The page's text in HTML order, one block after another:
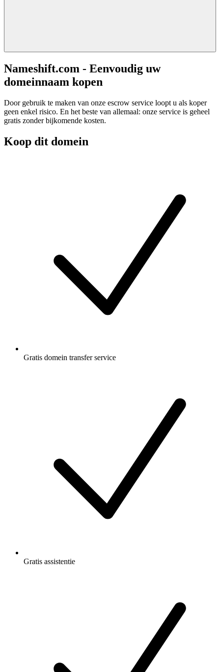
Nameshift.com - Eenvoudig uw
domeinnaam kopen
Door gebruik te maken van onze escrow service loopt u als koper
geen enkel risico. En het beste van allemaal: onze service is geheel
gratis zonder bijkomende kosten.
Koop dit domein
Gratis domein transfer service
Gratis assistentie